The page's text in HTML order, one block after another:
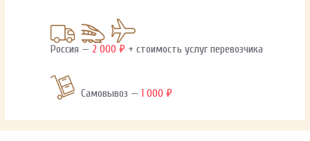
Россия — 2 000 ₽ + стоимость услуг перевозчика
Самовывоз —1 000 ₽